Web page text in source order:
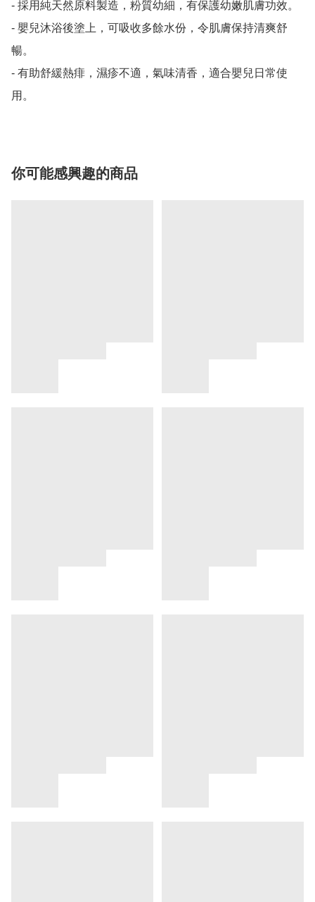
- 採用純天然原料製造，粉質幼細，有保護幼嫩肌膚功效。
- 嬰兒沐浴後塗上，可吸收多餘水份，令肌膚保持清爽舒
暢。
- 有助舒緩熱痱，濕疹不適，氣味清香，適合嬰兒日常使
用。
你可能感興趣的商品